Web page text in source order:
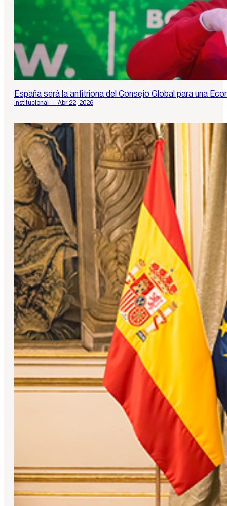
España será la anfitriona del Consejo Global para una
Institucional — Abr 22, 2026